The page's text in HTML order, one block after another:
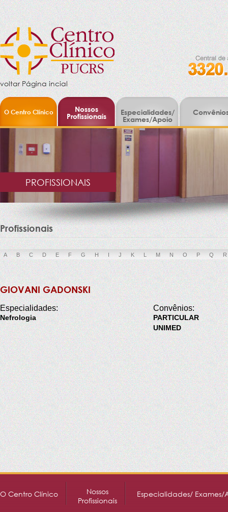
voltar Página incial
O Centro Clínico
Nossos
Profissionais
Especialidades/
Exames/Apoio
PROFISSIONAIS
Profissionais
A B C D E F G H I J K L M N O P Q R
GIOVANI GADONSKI
Especialidades:
Nefrologia
Convênios:
PARTICULAR
UNIMED
O Centro Clínico
Nossos
Profissionais
Especialidades/ Exames/